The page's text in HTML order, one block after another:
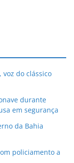
voz do clássico
durante
em segurança
da Bahia
policiamento a